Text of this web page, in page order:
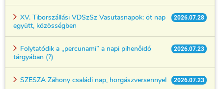
2026.07.28
XV. Tiborszállási VDSzSz Vasutasnapok: öt nap
együtt, közösségben
2026.07.23
Folytatódik a „percunami” a napi pihenőidő
tárgyában (?)
2026.07.23
SZESZA Záhony családi nap, horgászversennyel